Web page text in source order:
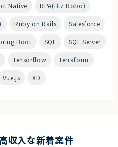
Native RPA(Biz Robo)
Ruby on Rails Salesforce
Boot SQL SQL Server
Tensorflow Terraform
Vue.js XD
収入な新着案件